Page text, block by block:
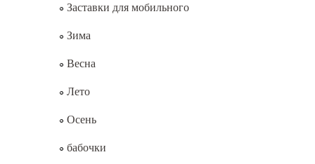
Заставки для мобильного
Зима
Весна
Лето
Осень
бабочки